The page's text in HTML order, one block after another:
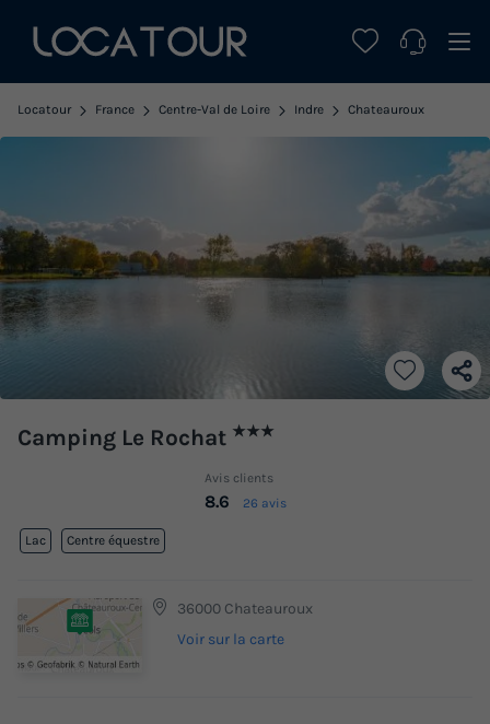
Locatour France Centre-Val de Loire Indre Chateauroux
Camping Le Rochat ★★★
Avis clients
8.6 26 avis
Lac Centre équestre
36000 Chateauroux
Voir sur la carte